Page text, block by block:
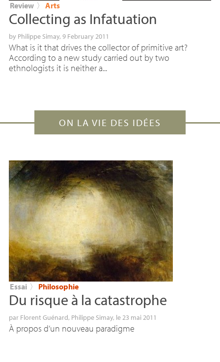
Review 〉 Arts
Collecting as Infatuation
by Philippe Simay, 9 February 2011
What is it that drives the collector of primitive art?
According to a new study carried out by two
ethnologists it is neither a...
ON LA VIE DES IDÉES
Essai 〉 Philosophie
Du risque à la catastrophe
par Florent Guénard, Philippe Simay, le 23 mai 2011
À propos d’un nouveau paradigme